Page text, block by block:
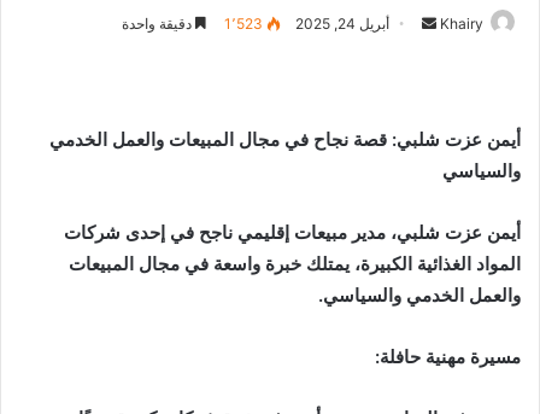
Khairy
ب
د
أبريل 24, 2025 1٬523 دقيقة واحدة
أيمن عزت شلبي: قصة نجاح في مجال المبيعات والعمل الخدمي
والسياسي
أيمن عزت شلبي، مدير مبيعات إقليمي ناجح في إحدى شركات
المواد الغذائية الكبيرة، يمتلك خبرة واسعة في مجال المبيعات
والعمل الخدمي والسياسي.
مسيرة مهنية حافلة: